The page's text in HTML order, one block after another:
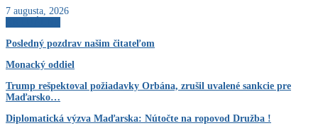
7 augusta, 2026
Posledný pozdrav našim čitateľom
Monacký oddiel
Trump rešpektoval požiadavky Orbána, zrušil uvalené sankcie pre
Maďarsko…
Diplomatická výzva Maďarska: Nútočte na ropovod Družba !